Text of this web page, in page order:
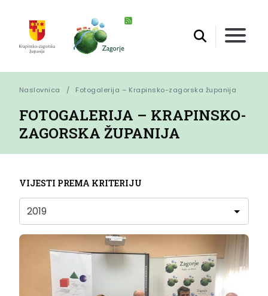
Naslovnica Fotogalerija – Krapinsko-zagorska županija
FOTOGALERIJA – KRAPINSKO-
ZAGORSKA ŽUPANIJA
VIJESTI PREMA KRITERIJU